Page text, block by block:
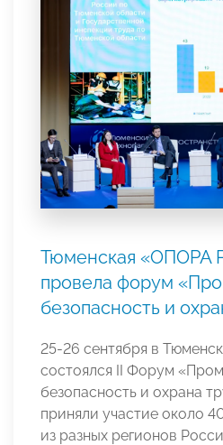
Тюменская «ОПОРА
провела форум
безопасность и
25-26 сентября в
состоялся II Форум
безопасность и охрана
приняли участие около
из разных регионов